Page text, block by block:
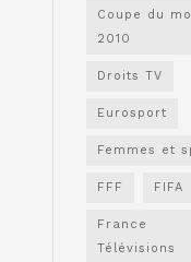
Coupe du
2010
Droits TV
Eurosport
Femmes et
FFF FIFA
France
Télévisions